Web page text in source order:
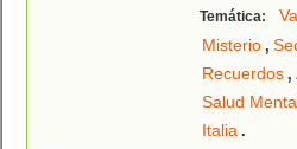
Temática:
Misterio,
Recuerdos,
Salud
Italia.